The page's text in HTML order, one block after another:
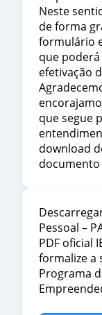
Neste
de forma
formulário
que
efetivação
que segue
download
documento
Pessoal –
PDF oficial
formalize a
Programa